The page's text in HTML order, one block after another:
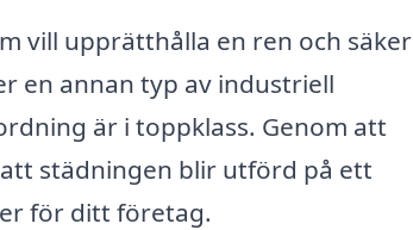
vill upprätthålla en ren och säker
en annan typ av industriell
är i toppklass. Genom att
städningen blir utförd på ett
för ditt företag.